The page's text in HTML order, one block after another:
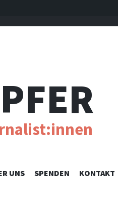
UNS SPENDEN KONTAKT